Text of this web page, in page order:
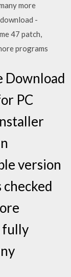
more
-
47 patch,
programs
Download
PC
version
checked
fully